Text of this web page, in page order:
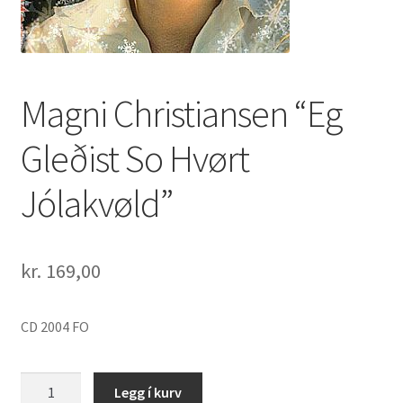
Magni Christiansen “Eg
Gleðist So Hvørt
Jólakvøld”
kr. 169,00
CD 2004 FO
Legg í kurv